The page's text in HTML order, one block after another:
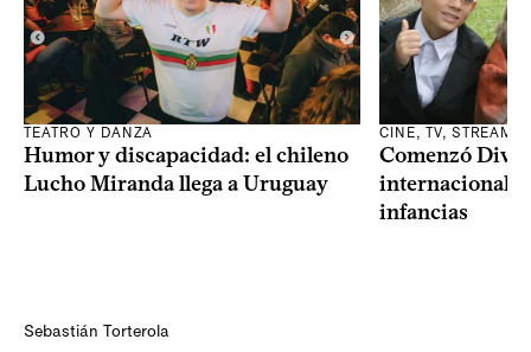
TEATRO Y DANZA
Humor y discapacidad: el chileno
Lucho Miranda llega a Uruguay
Sebastián Torterola
CINE, TV,
Comenzó
internacional
infancias